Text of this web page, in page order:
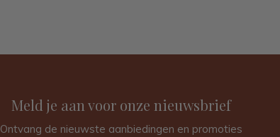
Meld je aan voor onze nieuwsbrief
Ontvang de nieuwste aanbiedingen en promoties